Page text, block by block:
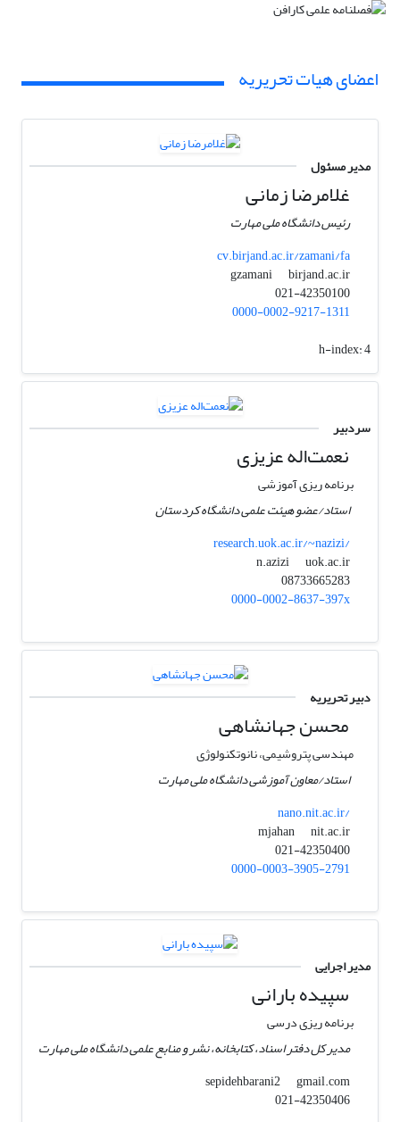
اعضای هیات تحریریه
مدیر مسئول
غلامرضا زمانی
رئیس دانشگاه ملی مهارت
cv.birjand.ac.ir/zamani/fa
gzamani
birjand.ac.ir
021-42350100
0000-0002-9217-1311
h-index:4
سردبیر
نعمت‌اله عزیزی
برنامه ریزی آموزشی
استاد/عضو هیئت علمی دانشگاه کردستان
research.uok.ac.ir/~nazizi/
n.azizi
uok.ac.ir
08733665283
0000-0002-8637-397x
دبیر تحریریه
محسن جهانشاهی
مهندسی پتروشیمی، نانوتکنولوژی
استاد/معاون آموزشی دانشگاه ملی مهارت
nano.nit.ac.ir/
mjahan
nit.ac.ir
021-42350400
0000-0003-3905-2791
مدیر اجرایی
سپیده بارانی
برنامه ریزی درسی
مدیر کل دفتر اسناد، کتابخانه، نشر و منابع علمی دانشگاه ملی مهارت
sepidehbarani2
gmail.com
021-42350406